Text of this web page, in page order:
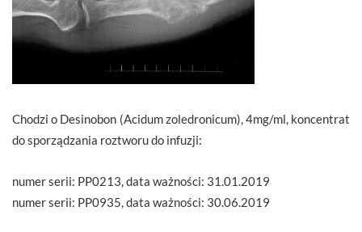
Chodzi o Desinobon (Acidum zoledronicum), 4mg/ml, koncentrat
do sporządzania roztworu do infuzji:
numer serii: PP0213, data ważności: 31.01.2019
numer serii: PP0935, data ważności: 30.06.2019